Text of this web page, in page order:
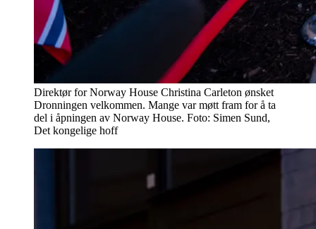
Direktør for Norway House Christina Carleton ønsket
Dronningen velkommen. Mange var møtt fram for å ta
del i åpningen av Norway House. Foto: Simen Sund,
Det kongelige hoff